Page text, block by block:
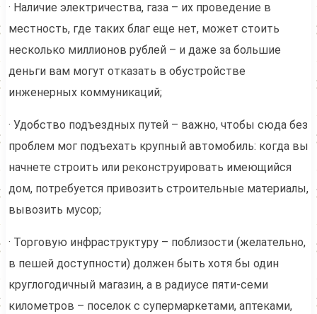
· Наличие электричества, газа – их проведение в
местность, где таких благ еще нет, может стоить
несколько миллионов рублей – и даже за большие
деньги вам могут отказать в обустройстве
инженерных коммуникаций;
· Удобство подъездных путей – важно, чтобы сюда без
проблем мог подъехать крупный автомобиль: когда вы
начнете строить или реконструировать имеющийся
дом, потребуется привозить строительные материалы,
вывозить мусор;
· Торговую инфраструктуру – поблизости (желательно,
в пешей доступности) должен быть хотя бы один
круглогодичный магазин, а в радиусе пяти-семи
километров – поселок с супермаркетами, аптеками,